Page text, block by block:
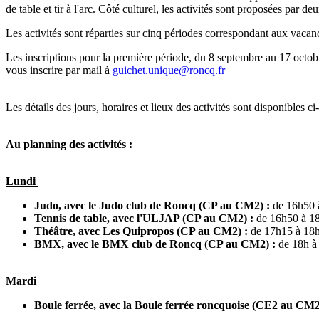
de table et tir à l'arc. Côté culturel, les activités sont proposées par
Les activités sont réparties sur cinq périodes correspondant aux
Les inscriptions pour la première période, du 8 septembre au 17
vous inscrire par mail à guichet.unique@roncq.fr
Les détails des jours, horaires et lieux des activités sont disponibles
Au planning des activités :
Lundi
Judo, avec le Judo club de Roncq (CP au CM2) : de 16h50
Tennis de table, avec l'ULJAP (CP au CM2) : de 16h50 à
Théâtre, avec Les Quipropos (CP au CM2) : de 17h15 à
BMX, avec le BMX club de Roncq (CP au CM2) : de 18h
Mardi
Boule ferrée, avec la Boule ferrée roncquoise (CE2 au